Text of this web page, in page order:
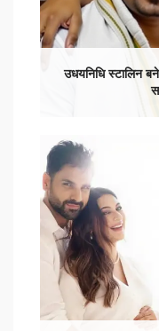
उधयनिधि स्टालिन